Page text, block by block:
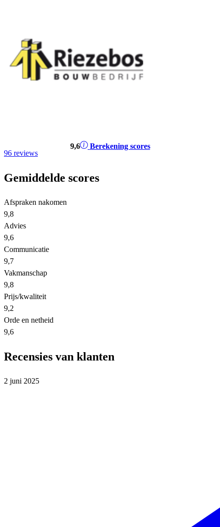
9,6
Berekening scores
96 reviews
Gemiddelde scores
Afspraken nakomen
9,8
Advies
9,6
Communicatie
9,7
Vakmanschap
9,8
Prijs/kwaliteit
9,2
Orde en netheid
9,6
Recensies van klanten
2 juni 2025